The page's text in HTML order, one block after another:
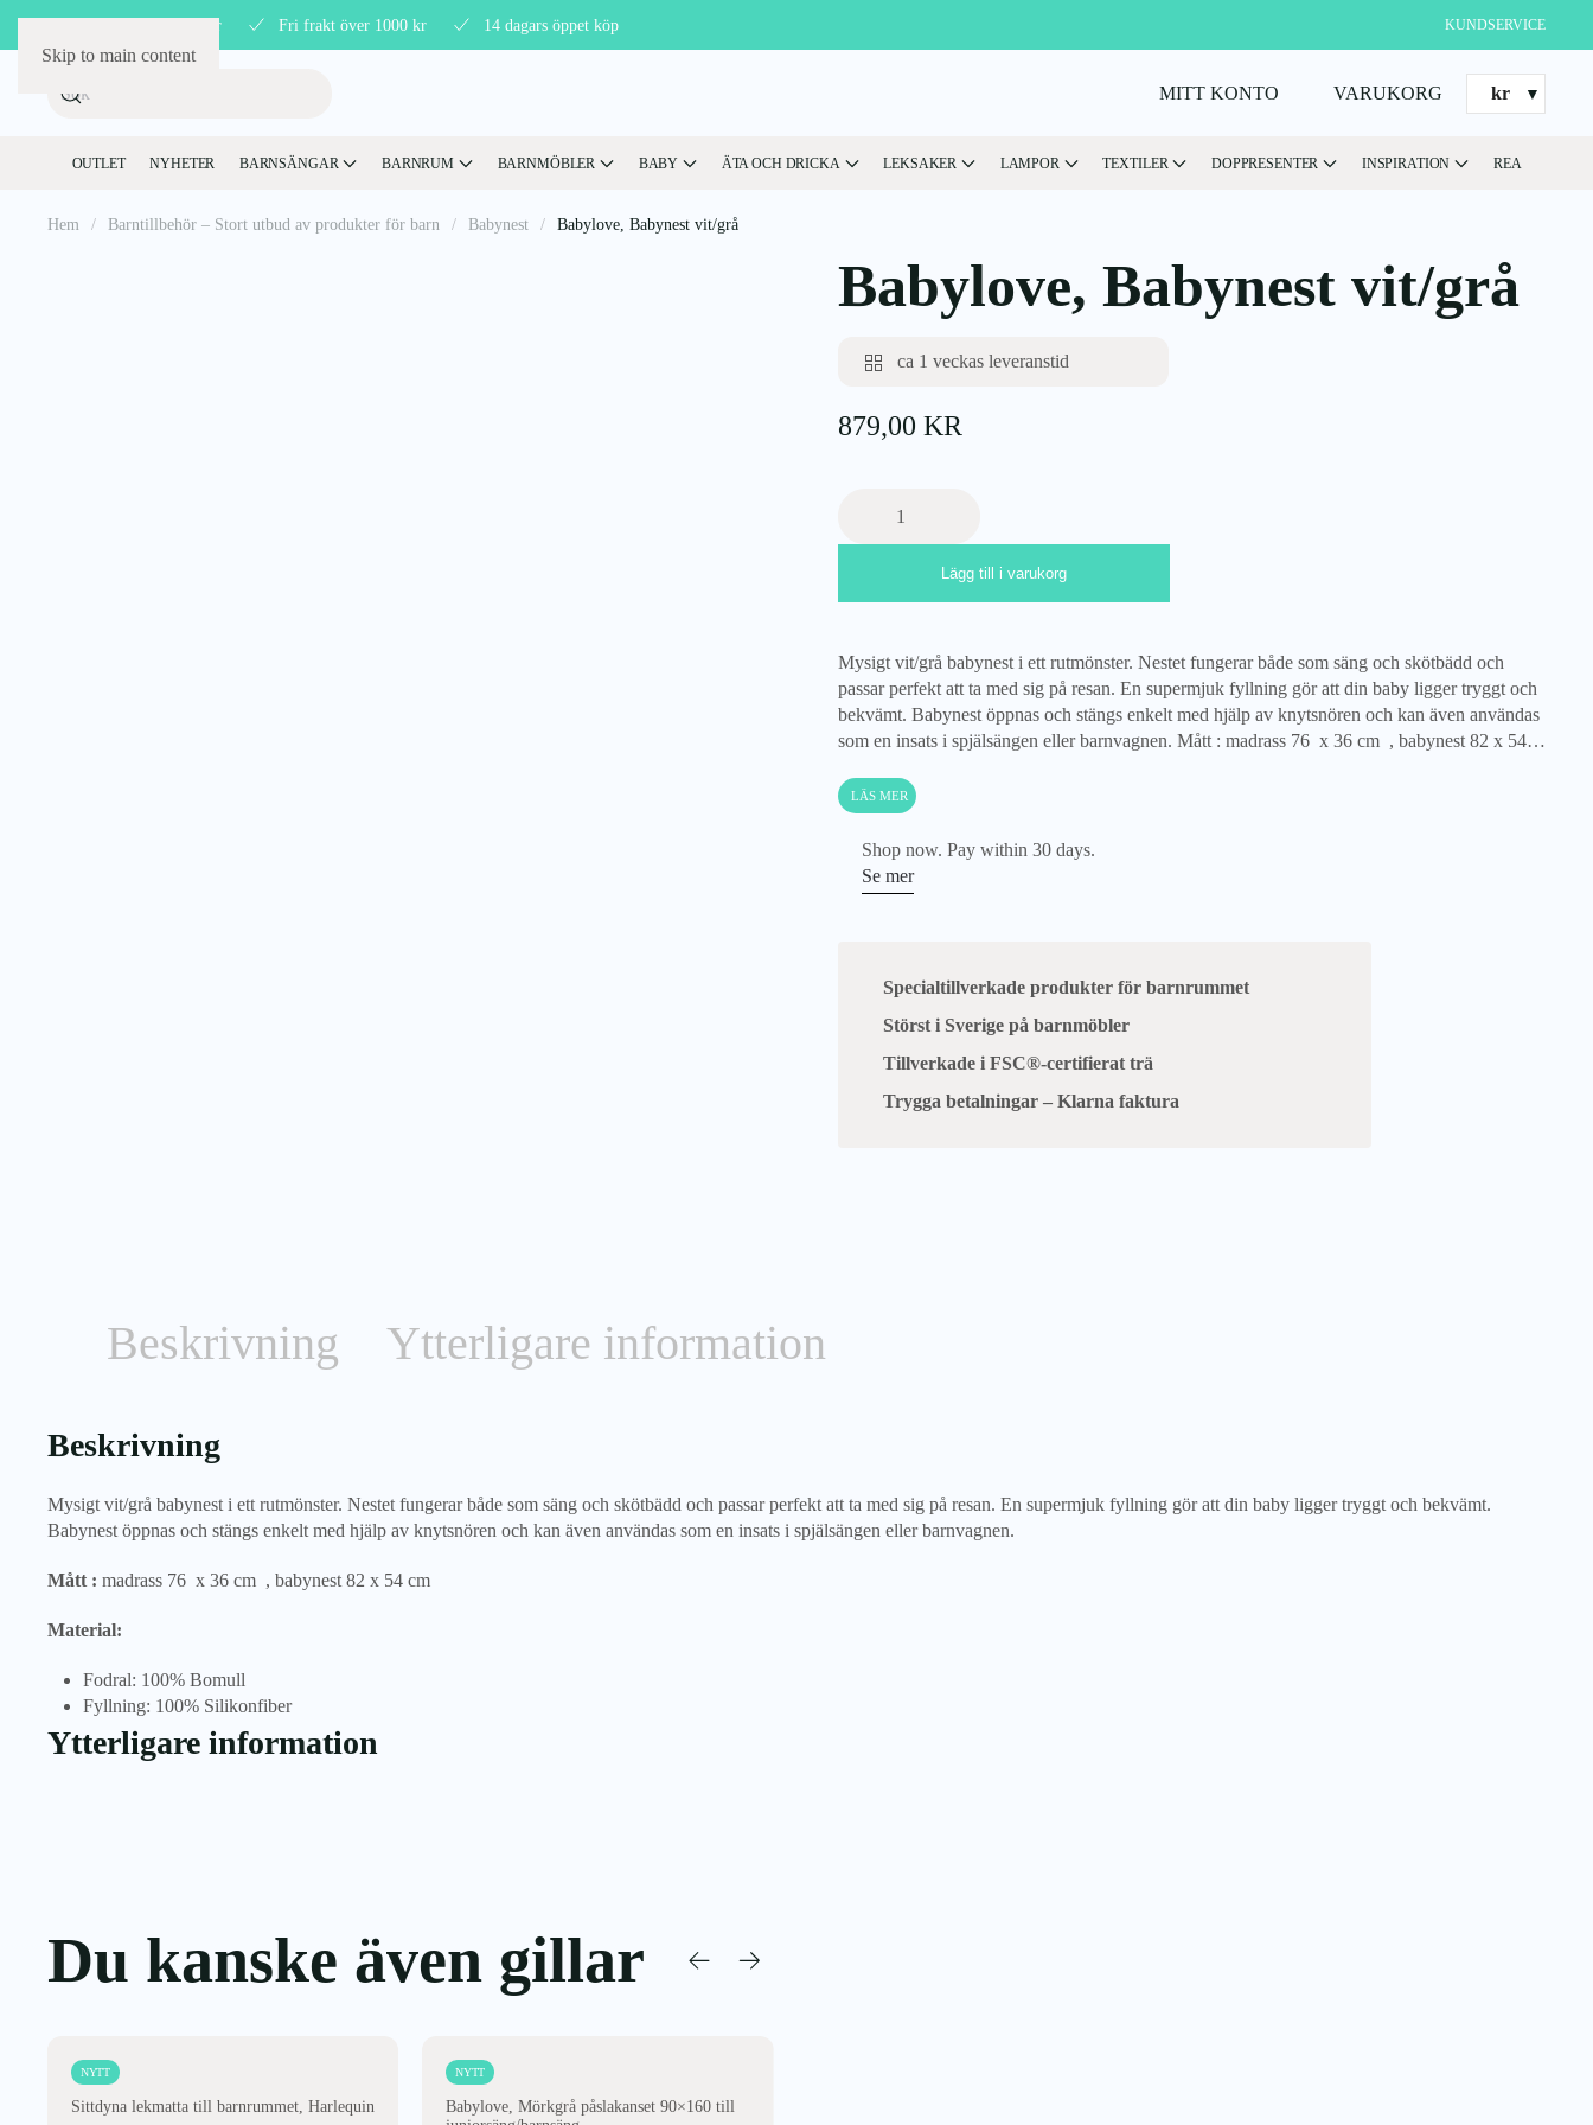
Skip to main content
Störst på barnmöbler Fri frakt över 1000 kr 14 dagars öppet köp KUNDSERVICE
MITT KONTO VARUKORG kr
OUTLET NYHETER BARNSÄNGAR BARNRUM BARNMÖBLER BABY ÄTA OCH DRICKA LEKSAKER LAMPOR TEXTILER DOPPRESENTER INSPIRATION REA
Hem Barntillbehör – Stort utbud av produkter för barn Babynest Babylove, Babynest vit/grå
Babylove, Babynest vit/grå
ca 1 veckas leveranstid
879,00 KR
Babynest
Lägg till i varukorg
Mysigt vit/grå babynest i ett rutmönster. Nestet fungerar både som säng och skötbädd och
passar perfekt att ta med sig på resan. En supermjuk fyllning gör att din baby ligger tryggt och
bekvämt. Babynest öppnas och stängs enkelt med hjälp av knytsnören och kan även användas
som en insats i spjälsängen eller barnvagnen. Mått : madrass 76 x 36 cm , babynest 82 x 54…
LÄS MER
Shop now. Pay within 30 days.
Se mer
Specialtillverkade produkter för barnrummet
Störst i Sverige på barnmöbler
Tillverkade i FSC®-certifierat trä
Trygga betalningar – Klarna faktura
Beskrivning Ytterligare information
Beskrivning
Mysigt vit/grå babynest i ett rutmönster. Nestet fungerar både som säng och skötbädd och passar perfekt att ta med sig på resan. En supermjuk fyllning gör att din baby ligger tryggt och bekvämt.
Babynest öppnas och stängs enkelt med hjälp av knytsnören och kan även användas som en insats i spjälsängen eller barnvagnen.
Mått : madrass 76 x 36 cm , babynest 82 x 54 cm
Material:
Fodral: 100% Bomull
Fyllning: 100% Silikonfiber
Ytterligare information
Du kanske även gillar
NYTT
Sittdyna lekmatta till barnrummet, Harlequin
NYTT
Babylove, Mörkgrå påslakanset 90×160 till